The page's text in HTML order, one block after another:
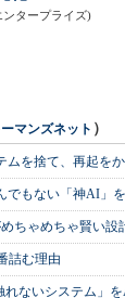
ンタープライズ)
マンズネット ）
ムを捨て、再起を
でもない「神AI」
ちゃめちゃ賢い設
詰む理由
ないシステム」